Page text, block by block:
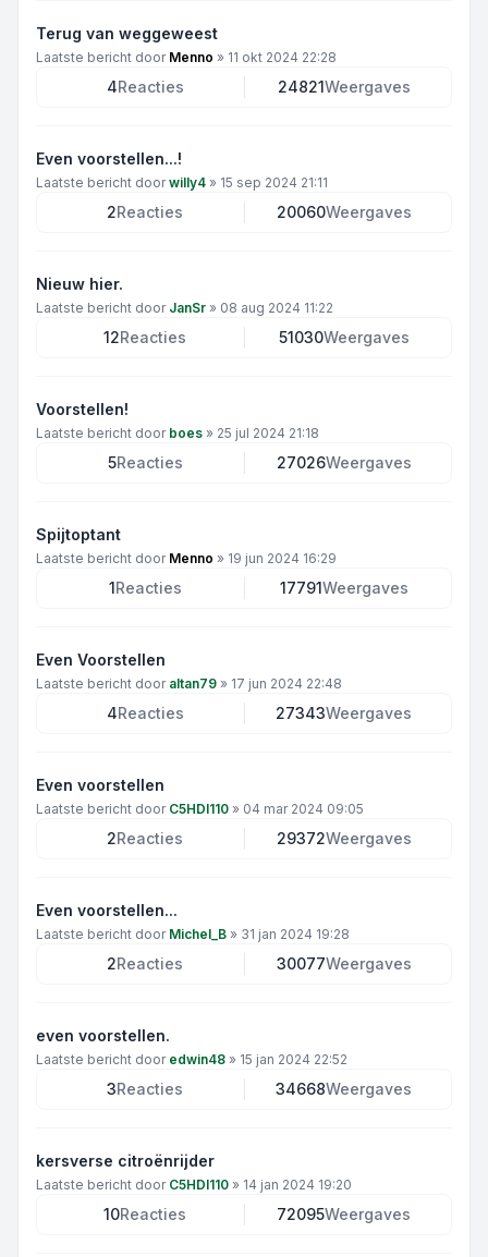
Terug van weggeweest
Laatste bericht door Menno » 11 okt 2024 22:28
4Reacties 24821Weergaves
Even voorstellen...!
Laatste bericht doorwilly4 » 15 sep 2024 21:11
2Reacties 20060Weergaves
Nieuw hier.
Laatste bericht door JanSr » 08 aug 2024 11:22
12Reacties 51030Weergaves
Voorstellen!
Laatste bericht door boes » 25 jul 2024 21:18
5Reacties 27026Weergaves
Spijtoptant
Laatste bericht door Menno » 19 jun 2024 16:29
1Reacties 17791Weergaves
Even Voorstellen
Laatste bericht door altan79 » 17 jun 2024 22:48
4Reacties 27343Weergaves
Even voorstellen
Laatste bericht door C5HDI110 » 04 mar 2024 09:05
2Reacties 29372Weergaves
Even voorstellen...
Laatste bericht door Michel_B » 31 jan 2024 19:28
2Reacties 30077Weergaves
even voorstellen.
Laatste bericht door edwin48 » 15 jan 2024 22:52
3Reacties 34668Weergaves
kersverse citroënrijder
Laatste bericht door C5HDI110 » 14 jan 2024 19:20
10Reacties 72095Weergaves